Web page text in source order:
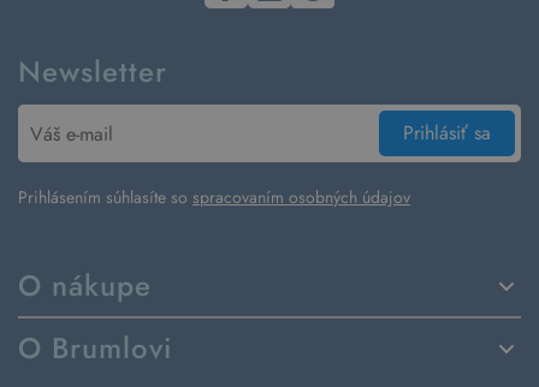
O nákupe
Spôsoby dodania a platby
Vrátenie tovaru a reklamácia
O Brumlovi
Newsletter
Prihlásiť sa
Prihlásením súhlasíte so spracovaním osobných údajov